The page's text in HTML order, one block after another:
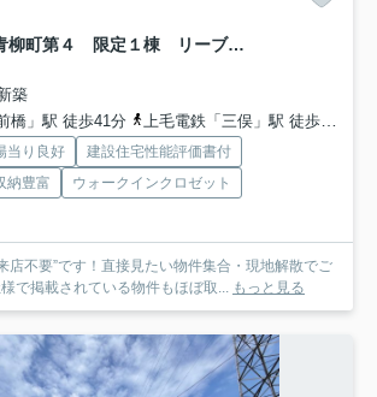
【新築】前橋市青柳町第４ 限定１棟 リーブルガーデン 新築建売
築
橋」駅 徒歩41分
上毛電鉄「三俣」駅 徒歩42分
当り良好
建設住宅性能評価書付
納豊富
ウォークインクロゼット
店不要”です！直接見たい物件集合・現地解散でご
で掲載されている物件もほぼ取... もっと見る